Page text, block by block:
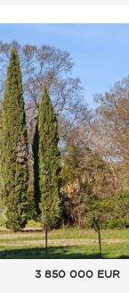
3 850 000 EUR